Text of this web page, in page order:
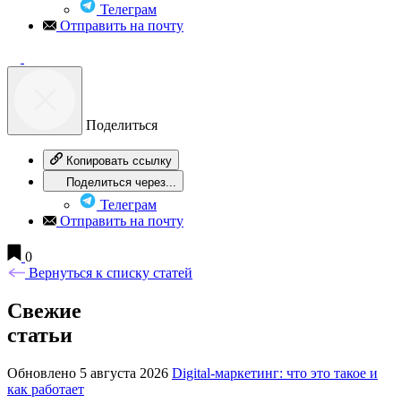
Телеграм
Отправить на почту
Поделиться
Копировать ссылку
Поделиться через...
Телеграм
Отправить на почту
0
Вернуться к списку статей
Свежие
статьи
Обновлено 5 августа 2026 Digital-маркетинг: что это такое и
как работает